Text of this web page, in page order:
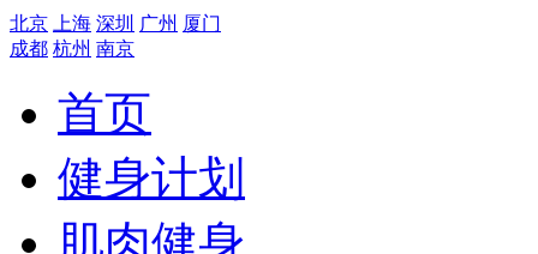
北京 上海 深圳 广州 厦门
成都 杭州 南京
首页
健身计划
肌肉健身